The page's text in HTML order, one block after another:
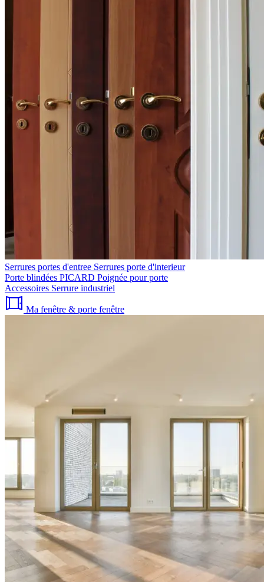
Serrures portes d'entree Serrures porte d'interieur
Porte blindées PICARD Poignée pour porte
Accessoires Serrure industriel
Ma fenêtre & porte fenêtre